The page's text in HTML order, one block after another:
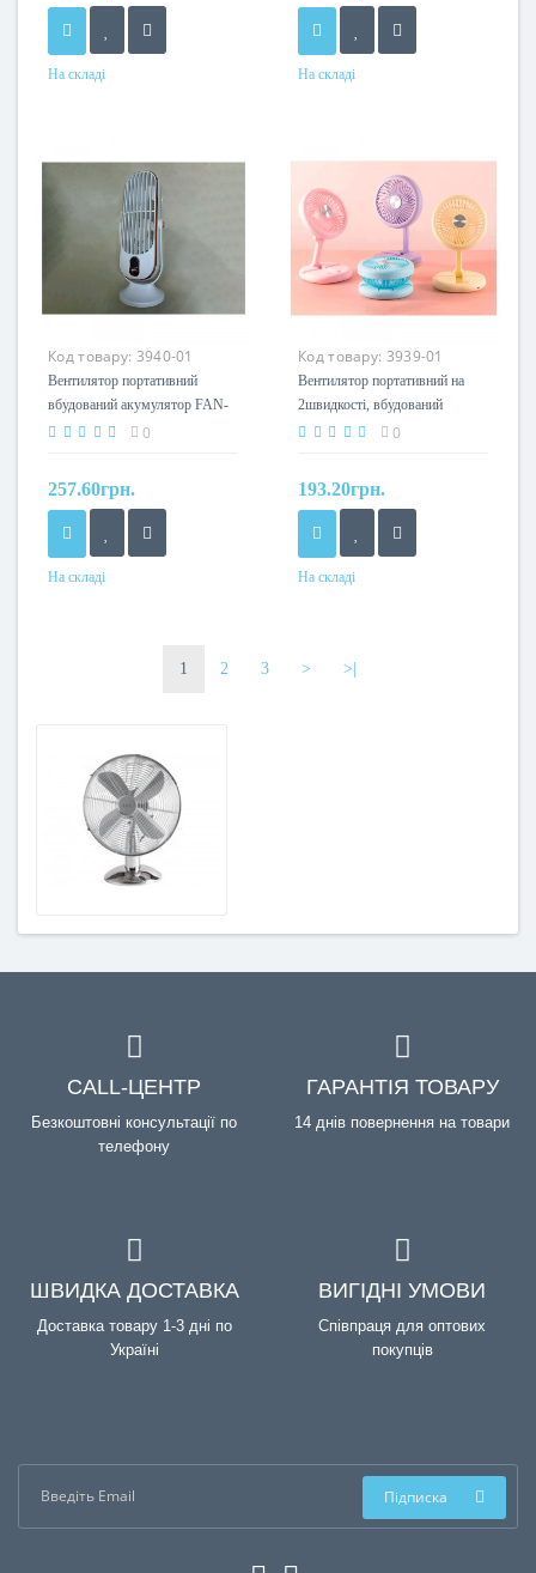
На складі На складі
Код товару: 3940-01
Вентилятор портативний
вбудований акумулятор FAN-
012
0
257.60грн.
На складі
Код товару: 3939-01
Вентилятор портативний на
2швидкості, вбудований
акумулятор 400мАг microUSB
0
193.20грн.
На складі
1 2 3 > >|
CALL-ЦЕНТР
Безкоштовні консультації по
телефону
ГАРАНТІЯ ТОВАРУ
14 днів повернення на товари
ШВИДКА ДОСТАВКА
Доставка товару 1-3 дні по
Україні
ВИГІДНІ УМОВИ
Співпраця для оптових
покупців
Підписка